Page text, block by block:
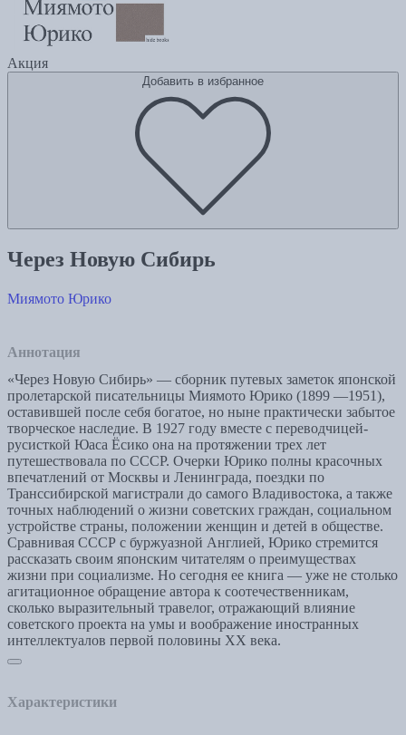
Акция
Добавить в избранное
Через Новую Сибирь
Миямото Юрико
Аннотация
«Через Новую Сибирь» — сборник путевых заметок японской
пролетарской писательницы Миямото Юрико (1899 —1951),
оставившей после себя богатое, но ныне практически забытое
творческое наследие. В 1927 году вместе с переводчицей-
русисткой Юаса Ёсико она на протяжении трех лет
путешествовала по СССР. Очерки Юрико полны красочных
впечатлений от Москвы и Ленинграда, поездки по
Транссибирской магистрали до самого Владивостока, а также
точных наблюдений о жизни советских граждан, социальном
устройстве страны, положении женщин и детей в обществе.
Сравнивая СССР с буржуазной Англией, Юрико стремится
рассказать своим японским читателям о преимуществах
жизни при социализме. Но сегодня ее книга — уже не столько
агитационное обращение автора к соотечественникам,
сколько выразительный травелог, отражающий влияние
советского проекта на умы и воображение иностранных
интеллектуалов первой половины XX века.
Характеристики